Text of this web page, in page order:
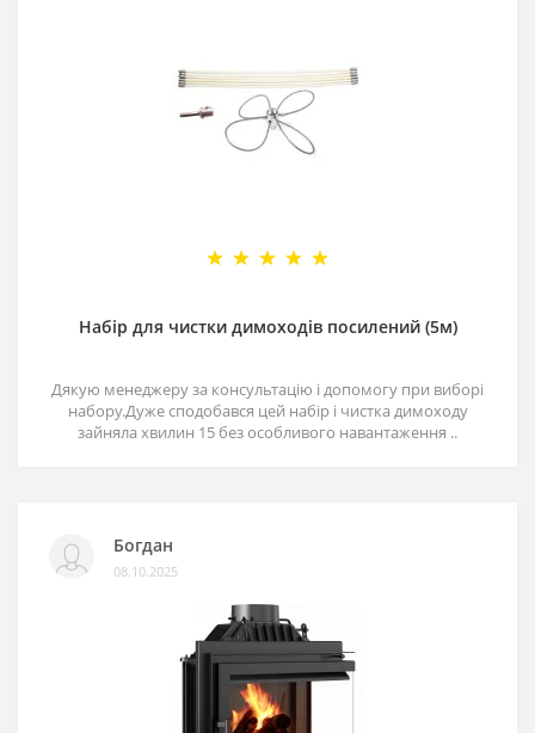
Набір для чистки димоходів посилений (5м)
Дякую менеджеру за консультацію і допомогу при виборі
набору.Дуже сподобався цей набір і чистка димоходу
зайняла хвилин 15 без особливого навантаження ..
Богдан
08.10.2025